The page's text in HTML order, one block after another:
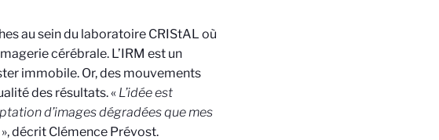
au sein du laboratoire CRIStAL où
cérébrale. L’IRM est un
immobile. Or, des mouvements
des résultats. « L’idée est
d’images dégradées que mes
décrit Clémence Prévost.